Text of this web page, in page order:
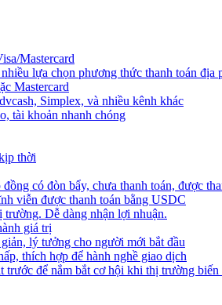
Mastercard
lựa chọn phương thức thanh toán địa
Mastercard
Simplex, và nhiều kênh khác
tài khoản nhanh chóng
thời
đồng có đòn bẩy, chưa thanh toán, được
viễn được thanh toán bằng USDC
Dễ dàng nhận lợi nhuận.
giá trị
lý tưởng cho người mới bắt đầu
thích hợp để hành nghề giao dịch
trước để nắm bắt cơ hội khi thị trường biến